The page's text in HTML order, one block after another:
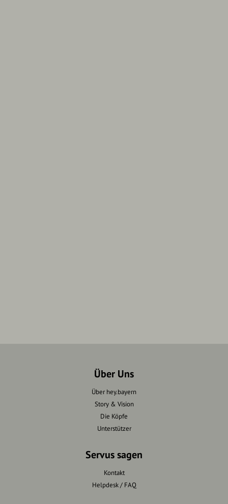
Über Uns
Über hey.bayern
Story & Vision
Die Köpfe
Unterstützer
Servus sagen
Kontakt
Helpdesk / FAQ